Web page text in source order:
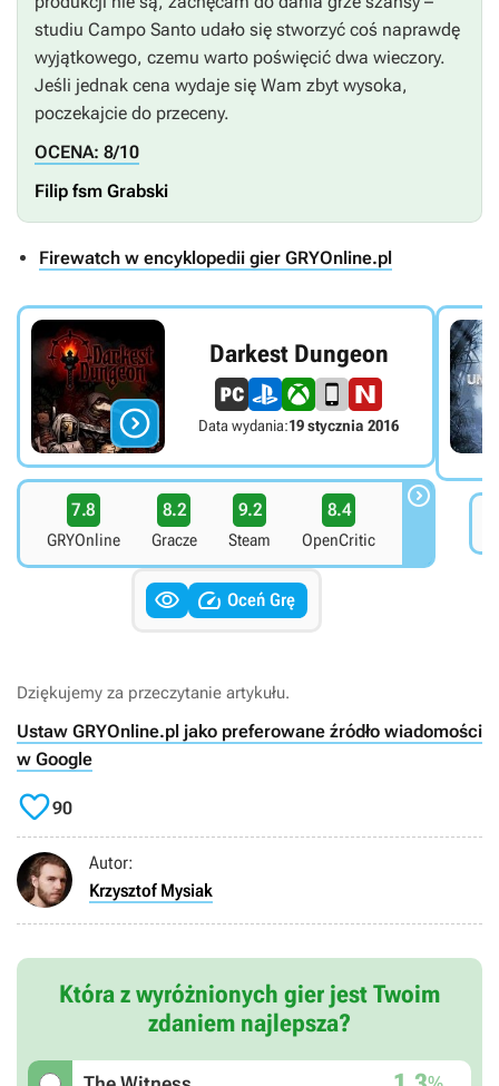
studiu Campo Santo udało się stworzyć coś naprawdę
wyjątkowego, czemu warto poświęcić dwa wieczory.
Jeśli jednak cena wydaje się Wam zbyt wysoka,
poczekajcie do przeceny.
OCENA: 8/10
Filip fsm Grabski
Firewatch w encyklopedii gier GRYOnline.pl

Darkest Dungeon
Data wydania:19 stycznia 2016
7.8
GRYOnline
8.2
Gracze
9.2
Steam
8.4
OpenCritic

  Oceń Grę
Dziękujemy za przeczytanie artykułu.
Ustaw GRYOnline.pl jako preferowane źródło wiadomości
w Google
90
Autor:
Krzysztof Mysiak
Która z wyróżnionych gier jest Twoim
zdaniem najlepsza?